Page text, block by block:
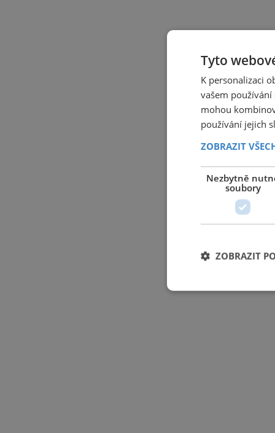
Tyto
K personalizaci
vašem
mohou
používání jejich
ZOBRAZIT
Nezbytně
soubory
ZOBRAZIT